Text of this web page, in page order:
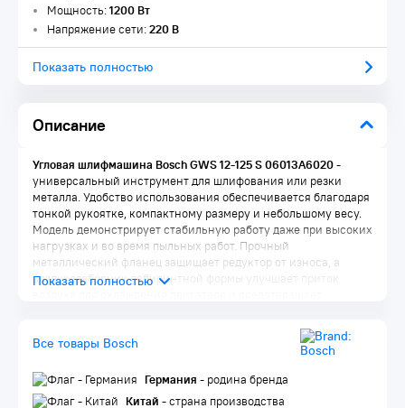
Описание
Мощность:1200 Вт
Напряжение сети:220 В
Показать полностью
Угловая шлифмашина Bosch GWS 12-125 S 06013A6020-
универсальный инструмент для шлифования или резки
металла. Удобство использования обеспечивается благодаря
тонкой рукоятке, компактному размеру и небольшому весу.
Модель демонстрирует стабильную работу даже при высоких
нагрузках и во время пыльных работ. Прочный
металлический фланец защищает редуктор от износа, а
воздухозаборник лабиринтной формы улучшает приток
повышает удобство управления и снижает усталость после
длительной работы. Функция выбора скорости позволяет
Комплектация:
Все товары Bosch
Германия - родина бренда
Китай - страна производства